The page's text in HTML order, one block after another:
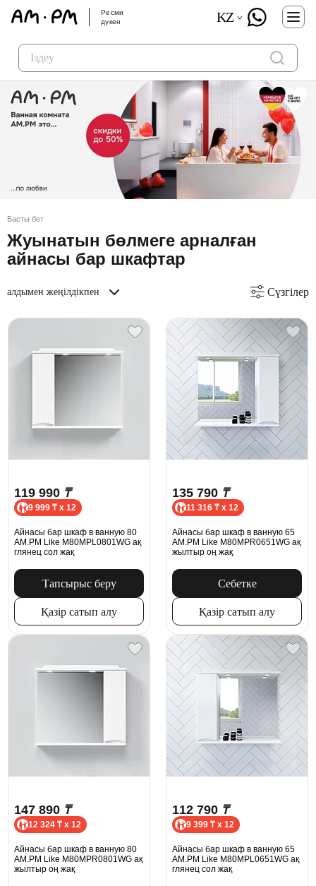
Ресми
дүкен
KZ
Басты бет
Жуынатын бөлмеге арналған
айнасы бар шкафтар
алдымен жеңілдікпен Сүзгілер
119 990 ₸
9 999 ₸ x 12
Айнасы бар шкаф в ванную 80
AM.PM Like M80MPL0801WG ақ
глянец сол жақ
Тапсырыс беру
Қазір сатып алу
135 790 ₸
11 316 ₸ x 12
Айнасы бар шкаф в ванную 65
AM.PM Like M80MPR0651WG ақ
жылтыр оң жақ
Себетке
Қазір сатып алу
147 890 ₸
12 324 ₸ x 12
Айнасы бар шкаф в ванную 80
AM.PM Like M80MPR0801WG ақ
жылтыр оң жақ
112 790 ₸
9 399 ₸ x 12
Айнасы бар шкаф в ванную 65
AM.PM Like M80MPL0651WG ақ
глянец сол жақ